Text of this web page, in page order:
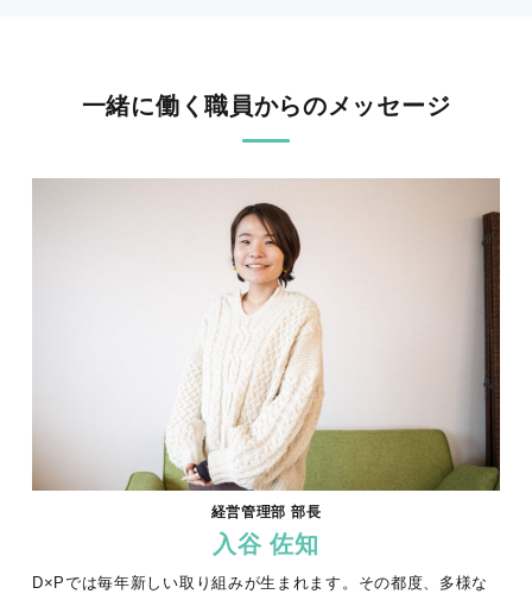
一緒に働く職員からのメッセージ
経営管理部 部長
入谷 佐知
D×Pでは毎年新しい取り組みが生まれます。その都度、多様な